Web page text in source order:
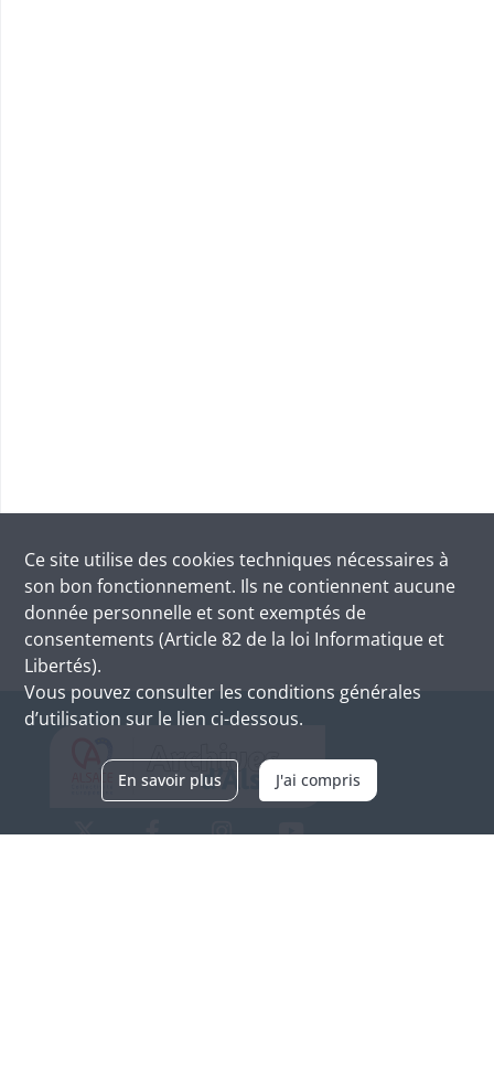
Ce site utilise des cookies techniques nécessaires à
son bon fonctionnement. Ils ne contiennent aucune
donnée personnelle et sont exemptés de
consentements (Article 82 de la loi Informatique et
Libertés).
Vous pouvez consulter les conditions générales
d’utilisation sur le lien ci-dessous.
En savoir plus J'ai compris